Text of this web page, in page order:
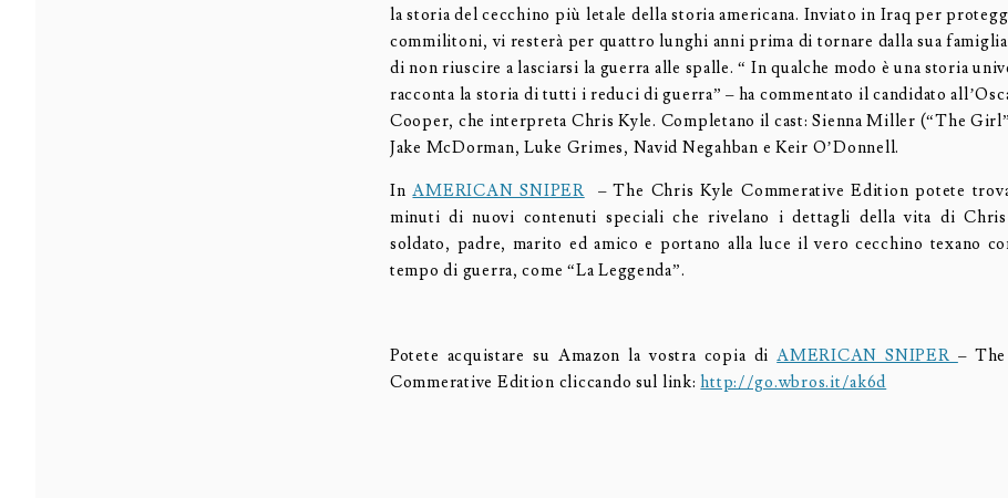
la storia del cecchino più letale della storia americana. Inviato in Iraq per
commilitoni, vi resterà per quattro lunghi anni prima di tornare dalla sua
di non riuscire a lasciarsi la guerra alle spalle. “ In qualche modo è una storia
racconta la storia di tutti i reduci di guerra” – ha commentato il candidato
Cooper, che interpreta Chris Kyle. Completano il cast: Sienna Miller (“The
Jake McDorman, Luke Grimes, Navid Negahban e Keir O’Donnell.
InAMERICAN SNIPER – The Chris Kyle Commerative Edition potete
minuti di nuovi contenuti speciali che rivelano i dettagli della vita di Chris
soldato, padre, marito ed amico e portano alla luce il vero cecchino texano
tempo di guerra, come “La Leggenda”.
Potete acquistare su Amazon la vostra copia diAMERICAN SNIPER –
Commerative Edition cliccando sul link:http://go.wbros.it/ak6d